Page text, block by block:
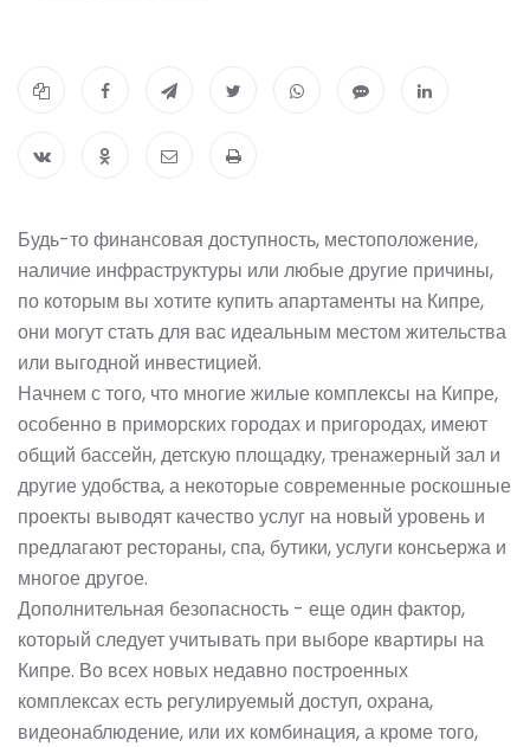
Будь-то финансовая доступность, местоположение,
наличие инфраструктуры или любые другие причины,
по которым вы хотите купить апартаменты на Кипре,
они могут стать для вас идеальным местом жительства
или выгодной инвестицией.
Начнем с того, что многие жилые комплексы на Кипре,
особенно в приморских городах и пригородах, имеют
общий бассейн, детскую площадку, тренажерный зал и
другие удобства, а некоторые современные роскошные
проекты выводят качество услуг на новый уровень и
предлагают рестораны, спа, бутики, услуги консьержа и
многое другое.
Дополнительная безопасность - еще один фактор,
который следует учитывать при выборе квартиры на
Кипре. Во всех новых недавно построенных
комплексах есть регулируемый доступ, охрана,
видеонаблюдение, или их комбинация, а кроме того,